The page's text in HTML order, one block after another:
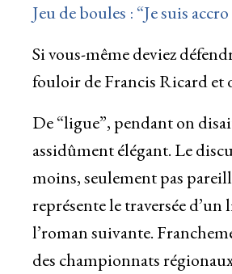
Jeu de boules : “Je suis
Si vous-même deviez
fouloir de Francis Ricard et
De “ligue”, pendant on
assidûment élégant. Le
moins, seulement pas
représente le traversée
l’roman suivante.
des championnats